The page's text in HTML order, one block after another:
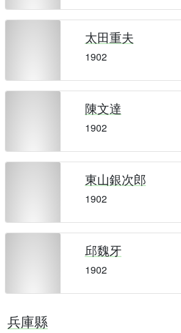
太田重夫
1902
陳文達
1902
東山銀次郎
1902
邱魏牙
1902
兵庫縣